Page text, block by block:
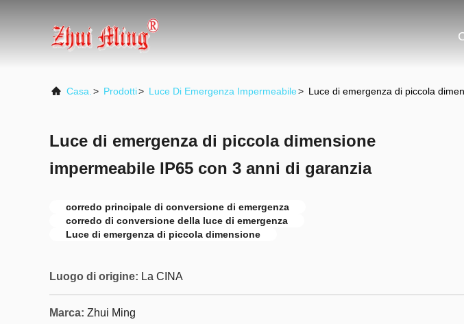
Casa. > Prodotti> Luce Di Emergenza Impermeabile> Luce di emergenza di piccola
Luce di emergenza di piccola dimensione
impermeabile IP65 con 3 anni di garanzia
corredo principale di conversione di emergenza
corredo di conversione della luce di emergenza
Luce di emergenza di piccola dimensione
Luogo di origine: La CINA
Marca: Zhui Ming